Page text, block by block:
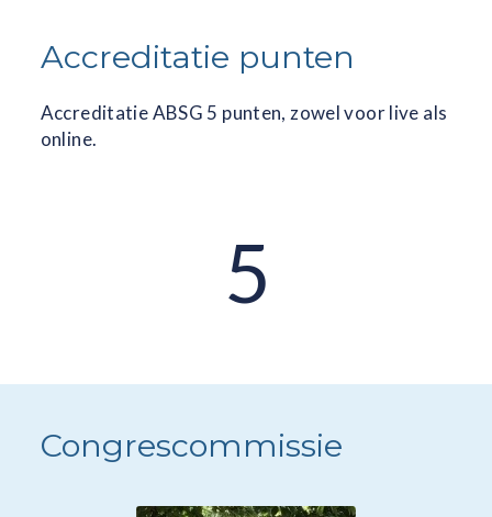
Accreditatie punten
Accreditatie ABSG 5 punten, zowel voor live als
online.
5
Congrescommissie